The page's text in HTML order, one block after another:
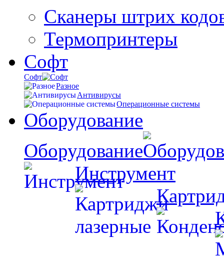
Сканеры штрих
Термопринтеры
Софт
Софт
Разное
Антивирусы
Операционные системы
Оборудование
Оборудование
Инструмент